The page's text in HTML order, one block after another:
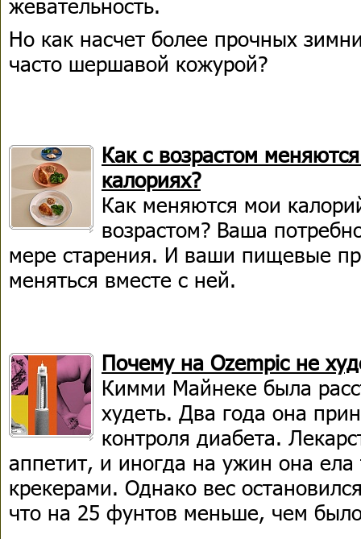
Но как насчет более прочных
часто шершавой кожурой?
Как с возрастом
калориях?
Как меняются мои
возрастом? Ваша
мере старения. И ваши пищевые
меняться вместе с ней.
Почему на Ozempic не
Кимми Майнеке была
худеть. Два года она
контроля диабета.
аппетит, и иногда на ужин она ела
крекерами. Однако вес
что на 25 фунтов меньше, чем